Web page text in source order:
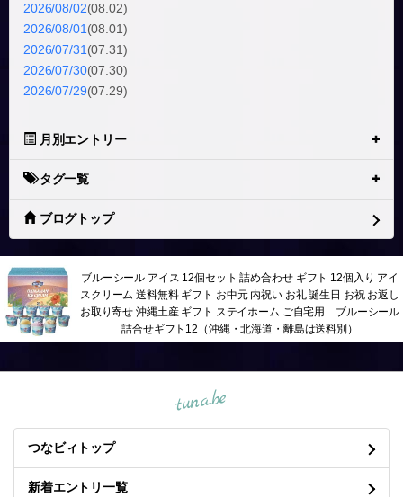
2026/08/02(08.02)
2026/08/01 (08.01)
2026/07/31 (07.31)
2026/07/30(07.30)
2026/07/29(07.29)
月別エントリー
タグ一覧
ブログトップ
ブルーシール アイス 12個セット 詰め合わせ ギフト 12個入り アイ
スクリーム 送料無料 ギフト お中元 内祝い お礼 誕生日 お祝 お返し
お取り寄せ 沖縄土産 ギフト ステイホーム ご自宅用 ブルーシール
詰合せギフト12（沖縄・北海道・離島は送料別）
tuna.be
つなビィトップ
新着エントリ一覧